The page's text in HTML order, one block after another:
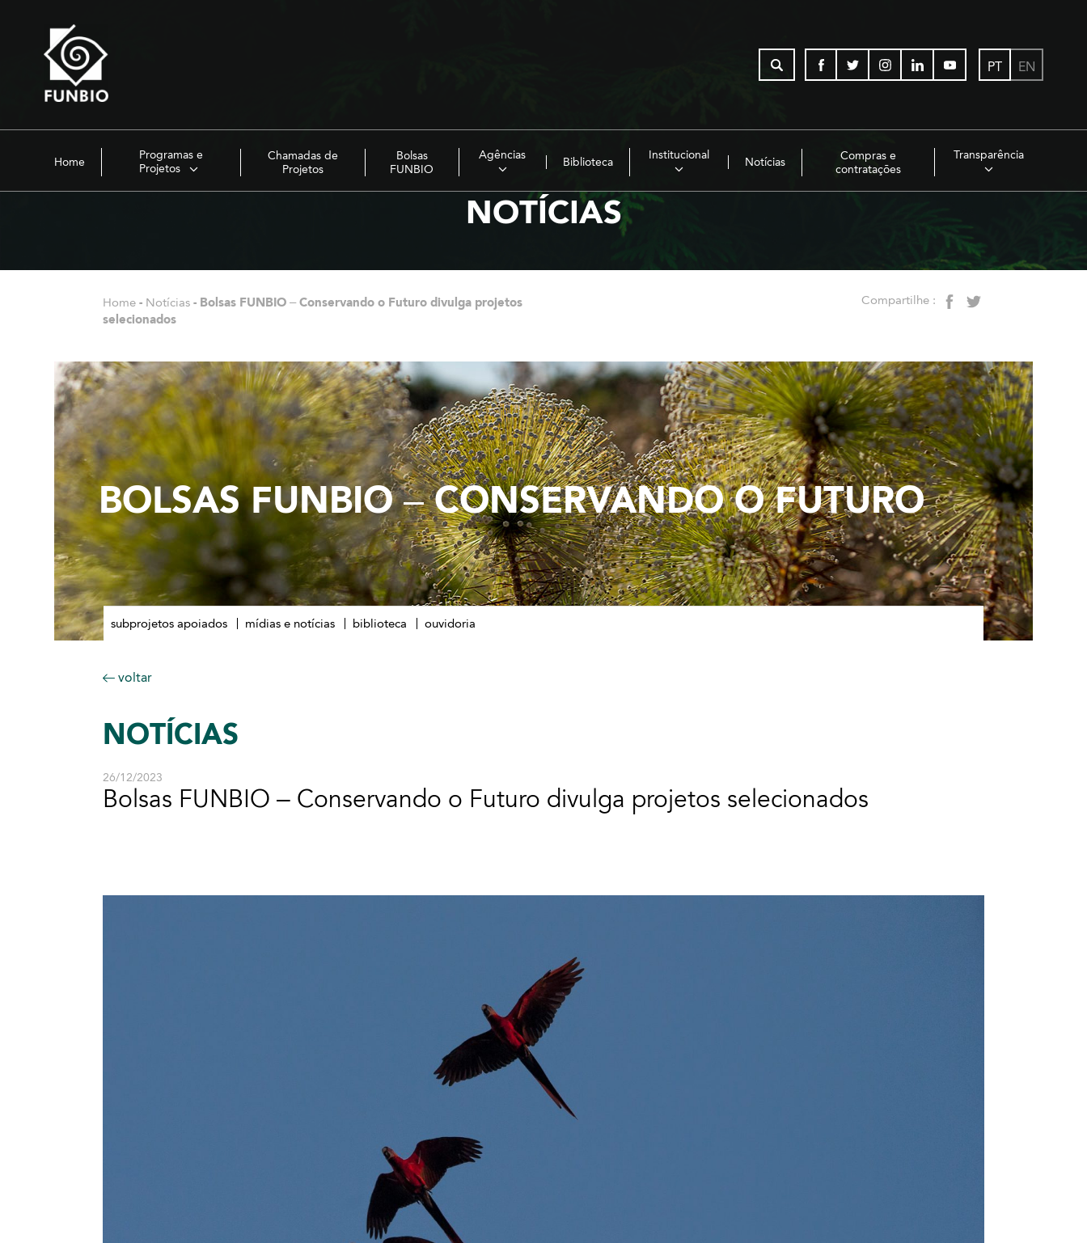
PT EN
Home
Programas e
Projetos
Chamadas de
Projetos
Bolsas
FUNBIO
Agências
Biblioteca
Institucional
Notícias
Compras e
contratações
Transparência
NOTÍCIAS
Home - Notícias - Bolsas FUNBIO – Conservando o Futuro divulga projetos
selecionados
Compartilhe :
BOLSAS FUNBIO – CONSERVANDO O FUTURO
subprojetos apoiados mídias e notícias biblioteca ouvidoria
voltar
NOTÍCIAS
26/12/2023
Bolsas FUNBIO – Conservando o Futuro divulga projetos selecionados